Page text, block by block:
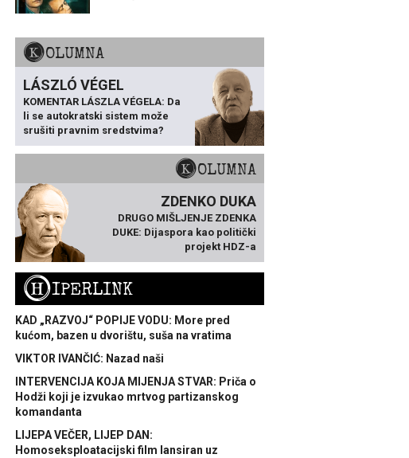
KOLUMNA
LÁSZLÓ VÉGEL
KOMENTAR LÁSZLA VÉGELA: Da
li se autokratski sistem može
srušiti pravnim sredstvima?
KOLUMNA
ZDENKO DUKA
DRUGO MIŠLJENJE ZDENKA
DUKE: Dijaspora kao politički
projekt HDZ-a
HIPERLINK
KAD „RAZVOJ“ POPIJE VODU: More pred
kućom, bazen u dvorištu, suša na vratima
VIKTOR IVANČIĆ: Nazad naši
INTERVENCIJA KOJA MIJENJA STVAR: Priča o
Hodži koji je izvukao mrtvog partizanskog
komandanta
LIJEPA VEČER, LIJEP DAN:
Homoseksploatacijski film lansiran uz